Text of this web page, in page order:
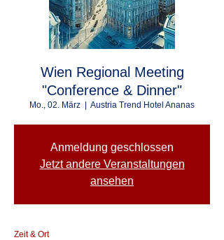
Wien Regional Meeting
"Conference & Dinner"
Mo., 02. März Austria Trend Hotel Ananas
Anmeldung geschlossen
Jetzt andere Veranstaltungen
ansehen
Zeit & Ort